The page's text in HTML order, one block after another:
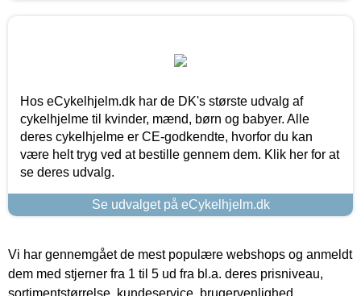
Hos eCykelhjelm.dk har de DK's største udvalg af
cykelhjelme til kvinder, mænd, børn og babyer. Alle
deres cykelhjelme er CE-godkendte, hvorfor du kan
være helt tryg ved at bestille gennem dem. Klik her for at
se deres udvalg.
Se udvalget på eCykelhjelm.dk
Vi har gennemgået de mest populære webshops og anmeldt
dem med stjerner fra 1 til 5 ud fra bl.a. deres prisniveau,
sortimentstørrelse, kundeservice, brugervenlighed,